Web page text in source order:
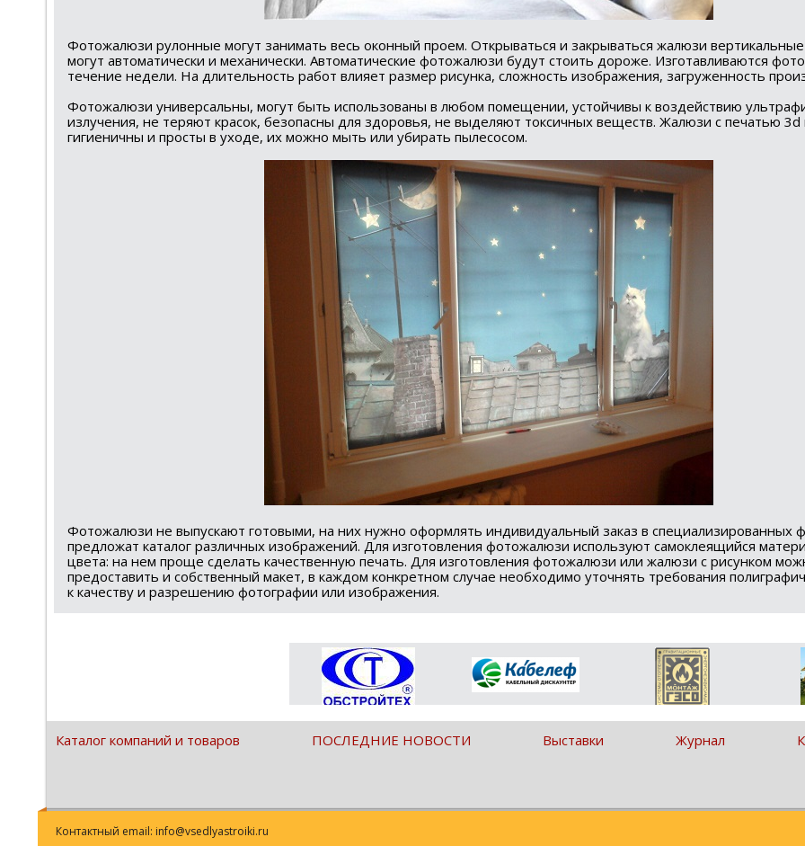
Фотожалюзи рулонные могут занимать весь оконный проем. Открываться и закрываться жалюзи вертикальные
могут автоматически и механически. Автоматические фотожалюзи будут стоить дороже. Изготавливаются
течение недели. На длительность работ влияет размер рисунка, сложность изображения, загруженность
Фотожалюзи универсальны, могут быть использованы в любом помещении, устойчивы к воздействию
излучения, не теряют красок, безопасны для здоровья, не выделяют токсичных веществ. Жалюзи с печатью
гигиеничны и просты в уходе, их можно мыть или убирать пылесосом.
Фотожалюзи не выпускают готовыми, на них нужно оформлять индивидуальный заказ в специализированных
предложат каталог различных изображений. Для изготовления фотожалюзи используют самоклеящийся
цвета: на нем проще сделать качественную печать. Для изготовления фотожалюзи или жалюзи с рисунком
предоставить и собственный макет, в каждом конкретном случае необходимо уточнять требования
к качеству и разрешению фотографии или изображения.
Каталог компаний и товаров ПОСЛЕДНИЕ НОВОСТИ Выставки Журнал
Контактный email: info@vsedlyastroiki.ru